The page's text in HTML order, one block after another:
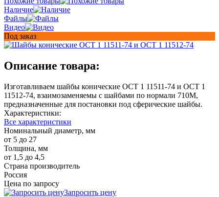
Наличие
Файлы
Видео
Под заказ
Описание товара:
Изготавливаем шайбы конические ОСТ 1 11511-74 и ОСТ 1
11512-74, взаимозаменяемы с шайбами по нормали 710М,
предназначенные для постановки под сферические шайбы.
Характеристики:
Все характеристики
Номинальный диаметр, мм
от 5 до 27
Толщина, мм
от 1,5 до 4,5
Страна производитель
Россия
Цена по запросу
Запросить цену